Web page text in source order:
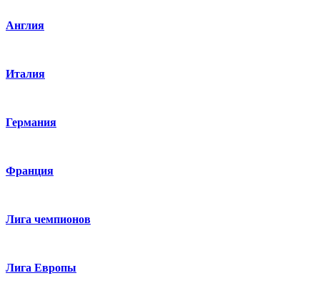
Англия
Италия
Германия
Франция
Лига чемпионов
Лига Европы